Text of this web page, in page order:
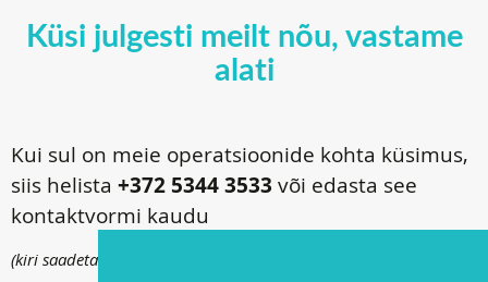
Küsi julgesti meilt nõu, vastame
alati
Kui sul on meie operatsioonide kohta küsimus,
siis helista +372 5344 3533 või edasta see
kontaktvormi kaudu
(kiri saadetakse